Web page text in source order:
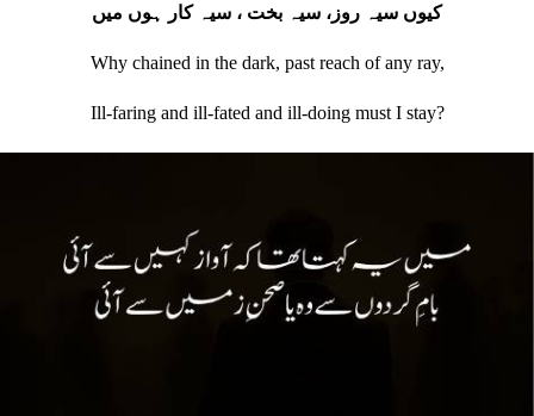
کیوں سیہ روز، سیہ بخت ، سیہ کار ہوں میں
Why chained in the dark, past reach of any ray,
Ill‐faring and ill‐fated and ill‐doing must I stay?